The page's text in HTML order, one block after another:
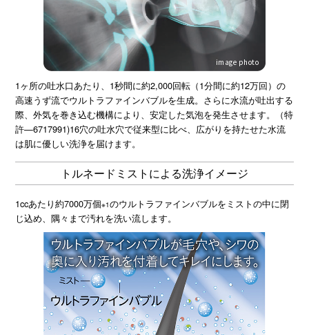
image photo
1ヶ所の吐水口あたり、1秒間に約2,000回転（1分間に約12万回）の
高速うず流でウルトラファインバブルを生成。さらに水流が吐出する
際、外気を巻き込む機構により、安定した気泡を発生させます。（特
許—6717991)16穴の吐水穴で従来型に比べ、広がりを持たせた水流
は肌に優しい洗浄を届けます。
トルネードミストによる洗浄イメージ
1ccあたり約7000万個※1のウルトラファインバブルをミストの中に閉
じ込め、隅々まで汚れを洗い流します。